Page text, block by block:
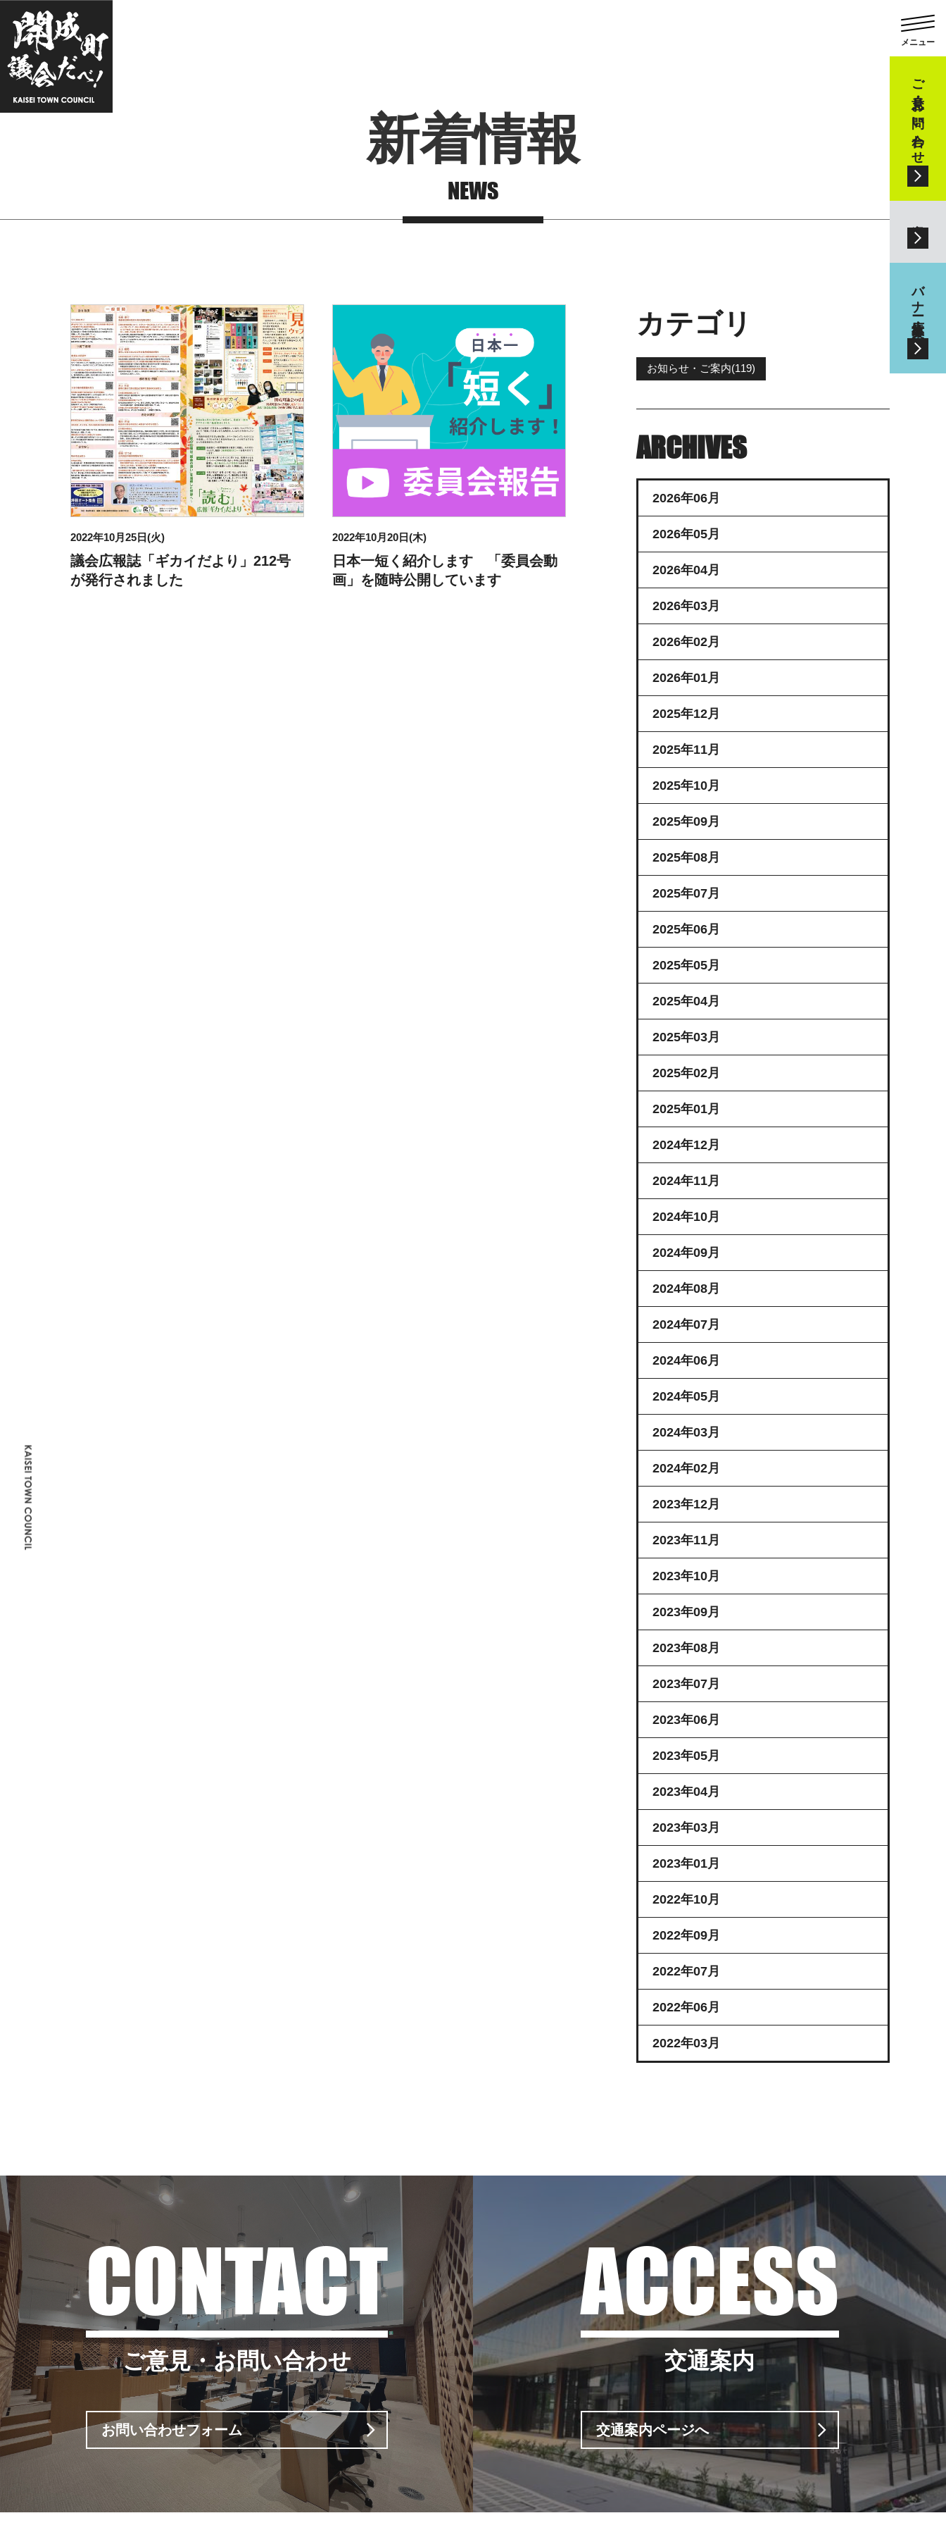
ご意見・お問い合わせ
バナー広告大募集！
新着情報
NEWS
2022年10月25日(火)
議会広報誌「ギカイだより」212号
が発行されました
2022年10月20日(木)
日本一短く紹介します 「委員会動
画」を随時公開しています
カテゴリ
お知らせ・ご案内(119)
ARCHIVES
2026年06月
2026年05月
2026年04月
2026年03月
2026年02月
2026年01月
2025年12月
2025年11月
2025年10月
2025年09月
2025年08月
2025年07月
2025年06月
2025年05月
2025年04月
2025年03月
2025年02月
2025年01月
2024年12月
2024年11月
2024年10月
2024年09月
2024年08月
2024年07月
2024年06月
2024年05月
2024年03月
2024年02月
2023年12月
2023年11月
2023年10月
2023年09月
2023年08月
2023年07月
2023年06月
2023年05月
2023年04月
2023年03月
2023年01月
2022年10月
2022年09月
2022年07月
2022年06月
2022年03月
CONTACT
ご意見・お問い合わせ
お問い合わせフォーム
ACCESS
交通案内
交通案内ページへ